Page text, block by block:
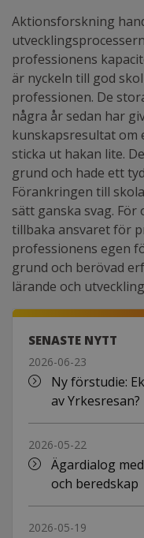
Aktionsforskning
professionens
är nyckeln till god
professionen. De
några år sedan har
kunskapsresultat om
sticka ut hakan lite.
grund och hade ett
Förankringen till
sätt ganska svag.
tillbaka ansvaret för
professionens egen
grund och berövad
lärande och
SENASTE NYTT
2026-06-23
Ny förstudie:
av Yrkesresan?
2026-05-22
Ägardialog
och beredskap
2026-05-19